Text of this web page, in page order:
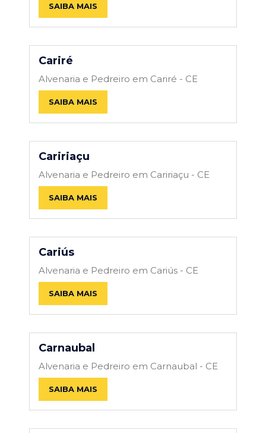
SAIBA MAIS
Cariré
Alvenaria e Pedreiro em Cariré - CE
SAIBA MAIS
Caririaçu
Alvenaria e Pedreiro em Caririaçu - CE
SAIBA MAIS
Cariús
Alvenaria e Pedreiro em Cariús - CE
SAIBA MAIS
Carnaubal
Alvenaria e Pedreiro em Carnaubal - CE
SAIBA MAIS